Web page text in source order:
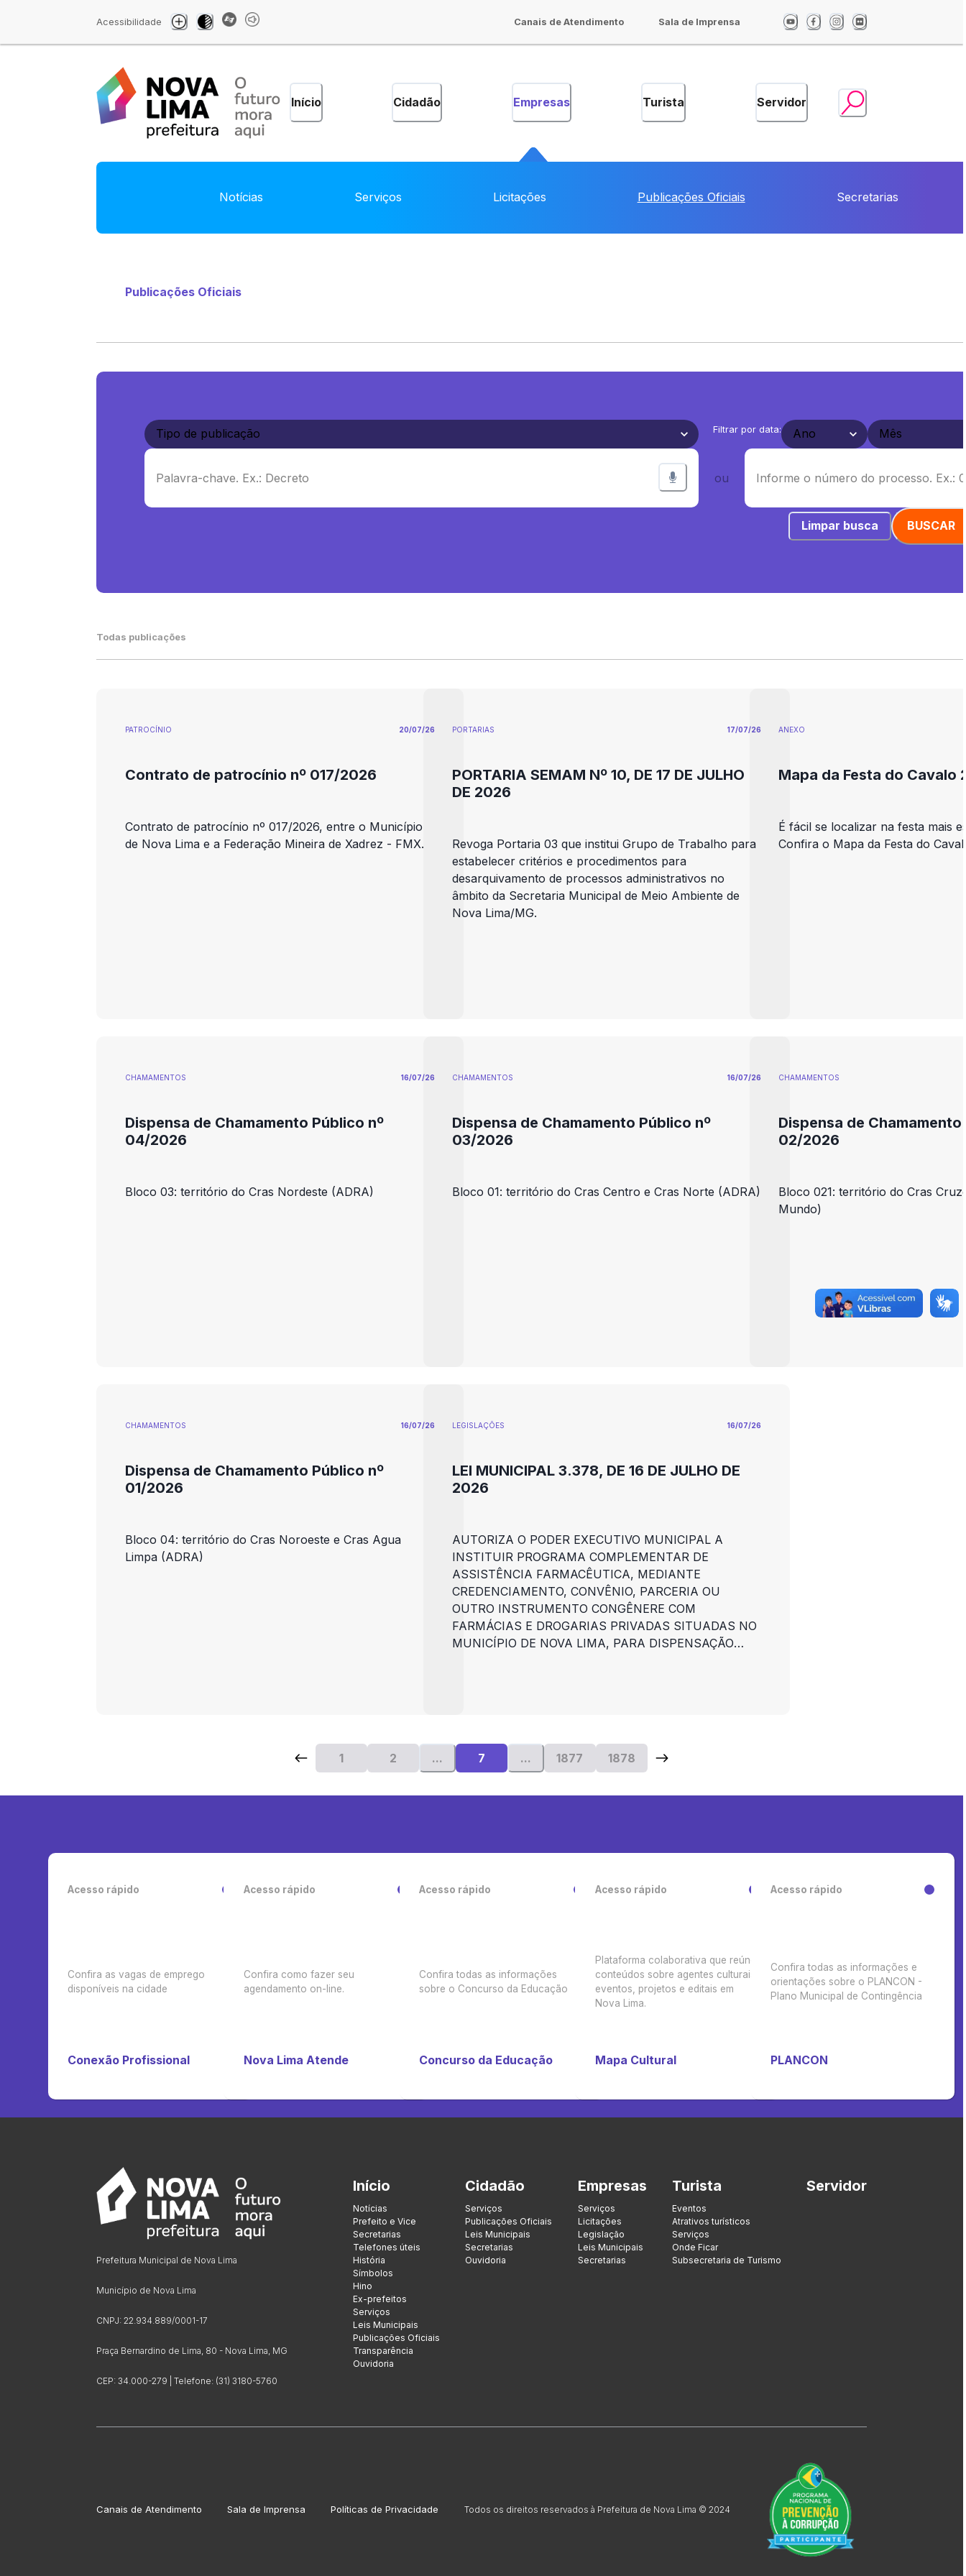
Acessibilidade Canais de Atendimento Sala de Imprensa
Início Cidadão Empresas Turista Servidor
Notícias Serviços Licitações Publicações Oficiais Secretarias
Publicações Oficiais
Filtrar por data:
ou
Limpar busca BUSCAR
Todas publicações
PATROCÍNIO 20/07/26
Contrato de patrocínio nº 017/2026
Contrato de patrocínio nº 017/2026, entre o Município
de Nova Lima e a Federação Mineira de Xadrez - FMX.
PORTARIAS 17/07/26
PORTARIA SEMAM Nº 10, DE 17 DE JULHO
DE 2026
Revoga Portaria 03 que institui Grupo de Trabalho para
estabelecer critérios e procedimentos para
desarquivamento de processos administrativos no
âmbito da Secretaria Municipal de Meio Ambiente de
Nova Lima/MG.
ANEXO
Mapa da Festa do Cavalo
É fácil se localizar na festa mais
Confira o Mapa da Festa do
CHAMAMENTOS 16/07/26
Dispensa de Chamamento Público nº
04/2026
Bloco 03: território do Cras Nordeste (ADRA)
CHAMAMENTOS 16/07/26
Dispensa de Chamamento Público nº
03/2026
Bloco 01: território do Cras Centro e Cras Norte (ADRA)
CHAMAMENTOS
Dispensa de Chamamento
02/2026
Bloco 021: território do Cras
Mundo)
CHAMAMENTOS 16/07/26
Dispensa de Chamamento Público nº
01/2026
Bloco 04: território do Cras Noroeste e Cras Agua
Limpa (ADRA)
LEGISLAÇÕES 16/07/26
LEI MUNICIPAL 3.378, DE 16 DE JULHO DE
2026
AUTORIZA O PODER EXECUTIVO MUNICIPAL A
INSTITUIR PROGRAMA COMPLEMENTAR DE
ASSISTÊNCIA FARMACÊUTICA, MEDIANTE
CREDENCIAMENTO, CONVÊNIO, PARCERIA OU
OUTRO INSTRUMENTO CONGÊNERE COM
FARMÁCIAS E DROGARIAS PRIVADAS SITUADAS NO
MUNICÍPIO DE NOVA LIMA, PARA DISPENSAÇÃO
1
2 ... 7 ... 1877 1878
Acesso rápido
Confira as vagas de emprego
disponíveis na cidade
Conexão Profissional
Acesso rápido
Confira como fazer seu
agendamento on-line.
Nova Lima Atende
Acesso rápido
Confira todas as informações
sobre o Concurso da Educação
Concurso da Educação
Acesso rápido
Plataforma colaborativa que reúne
conteúdos sobre agentes culturais,
eventos, projetos e editais em
Nova Lima.
Mapa Cultural
Acesso rápido
Confira todas as informações e
orientações sobre o PLANCON -
Plano Municipal de Contingência
PLANCON
Prefeitura Municipal de Nova Lima
Município de Nova Lima
CNPJ: 22.934.889/0001-17
Praça Bernardino de Lima, 80 - Nova Lima, MG
CEP: 34.000-279 | Telefone: (31) 3180-5760
Início
Notícias
Prefeito e Vice
Secretarias
Telefones úteis
História
Símbolos
Hino
Ex-prefeitos
Serviços
Leis Municipais
Publicações Oficiais
Transparência
Ouvidoria
Cidadão
Serviços
Publicações Oficiais
Leis Municipais
Secretarias
Ouvidoria
Empresas
Serviços
Licitações
Legislação
Leis Municipais
Secretarias
Turista
Eventos
Atrativos turísticos
Serviços
Onde Ficar
Subsecretaria de Turismo
Servidor
Canais de Atendimento Sala de Imprensa Políticas de Privacidade Todos os direitos reservados à Prefeitura de Nova Lima © 2024